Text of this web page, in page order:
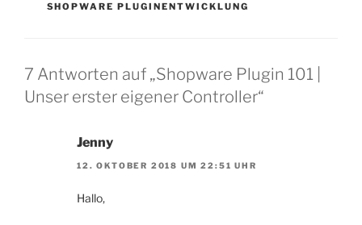
SHOPWARE PLUGINENTWICKLUNG
7 Antworten auf „Shopware Plugin 101 |
Unser erster eigener Controller“
Jenny
12. OKTOBER 2018 UM 22:51 UHR
Hallo,